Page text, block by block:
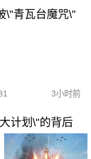
\"青瓦台魔咒\"
3小时前
计划\"的背后